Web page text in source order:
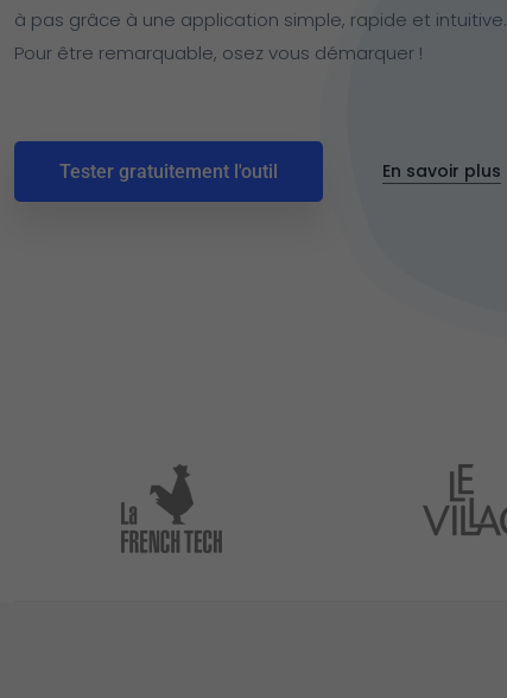
à pas grâce à une application simple, rapide et intuitive.
Pour être remarquable, osez vous démarquer !
Tester gratuitement l'outil En savoir plus